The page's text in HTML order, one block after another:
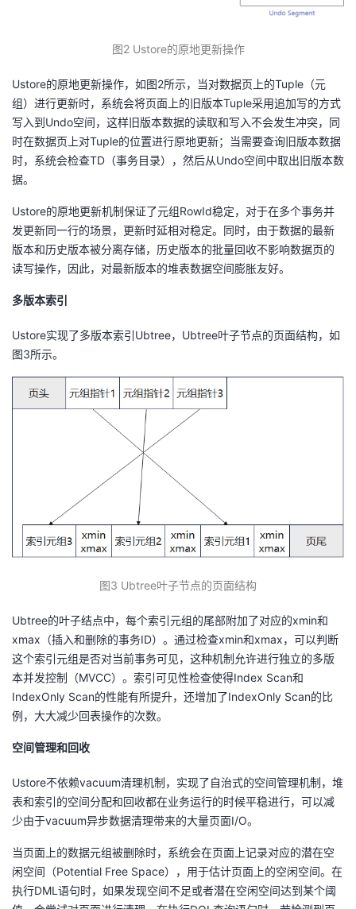
图2 Ustore的原地更新操作
Ustore的原地更新操作，如图2所示，当对数据页上的Tuple（元
组）进行更新时，系统会将页面上的旧版本Tuple采用追加写的方式
写入到Undo空间，这样旧版本数据的读取和写入不会发生冲突，同
时在数据页上对Tuple的位置进行原地更新；当需要查询旧版本数据
时，系统会检查TD（事务目录），然后从Undo空间中取出旧版本数
据。
Ustore的原地更新机制保证了元组RowId稳定，对于在多个事务并
发更新同一行的场景，更新时延相对稳定。同时，由于数据的最新
版本和历史版本被分离存储，历史版本的批量回收不影响数据页的
读写操作，因此，对最新版本的堆表数据空间膨胀友好。
多版本索引
Ustore实现了多版本索引Ubtree，Ubtree叶子节点的页面结构，如
图3所示。
图3 Ubtree叶子节点的页面结构
Ubtree的叶子结点中，每个索引元组的尾部附加了对应的xmin和
xmax（插入和删除的事务ID）。通过检查xmin和xmax，可以判断
这个索引元组是否对当前事务可见，这种机制允许进行独立的多版
本并发控制（MVCC）。索引可见性检查使得Index Scan和
IndexOnly Scan的性能有所提升，还增加了IndexOnly Scan的比
例，大大减少回表操作的次数。
空间管理和回收
Ustore不依赖vacuum清理机制，实现了自治式的空间管理机制，堆
表和索引的空间分配和回收都在业务运行的时候平稳进行，可以减
少由于vacuum异步数据清理带来的大量页面I/O。
当页面上的数据元组被删除时，系统会在页面上记录对应的潜在空
闲空间（Potential Free Space），用于估计页面上的空闲空间。在
执行DML语句时，如果发现空间不足或者潜在空闲空间达到某个阈